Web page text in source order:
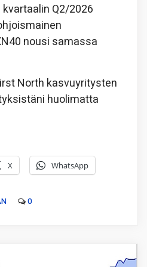
Q2/2026
nousi samassa
North kasvuyritysten
huolimatta
X WhatsApp
0